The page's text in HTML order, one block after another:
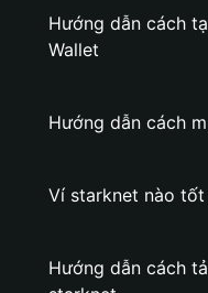
Hướng dẫn cách
Wallet
Hướng dẫn cách
Ví starknet nào tốt
Hướng dẫn cách